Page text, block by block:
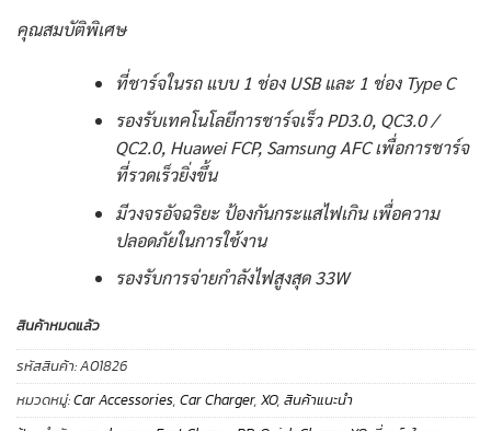
คุณสมบัติพิเศษ
ที่ชาร์จในรถ แบบ 1 ช่อง USB และ 1 ช่อง Type C
รองรับเทคโนโลยีการชาร์จเร็ว PD3.0, QC3.0 /
QC2.0, Huawei FCP, Samsung AFC เพื่อการชาร์จ
ที่รวดเร็วยิ่งขึ้น
มีวงจรอัจฉริยะ ป้องกันกระแสไฟเกิน เพื่อความ
ปลอดภัยในการใช้งาน
รองรับการจ่ายกำลังไฟสูงสุด 33W
สินค้าหมดแล้ว
รหัสสินค้า:A01826
หมวดหมู่:Car Accessories, Car Charger, XO, สินค้าแนะนำ